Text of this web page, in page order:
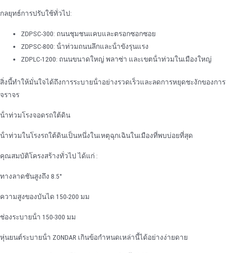
กลยุทธ์การปรับใช้ทั่วไป:
ZDPSC-300: ถนนชุมชนแคบและตรอกซอกซอย
ZDPSC-800: น้ําท่วมถนนลึกและน้ําขังรุนแรง
ZDPLC-1200: ถนนขนาดใหญ่ พลาซ่า และเขตน้ําท่วมในเมืองใหญ่
สิ่งนี้ทําให้มั่นใจได้ถึงการระบายน้ําอย่างรวดเร็วและลดการหยุดชะงักของการ
จราจร
น้ําท่วมโรงจอดรถใต้ดิน
น้ําท่วมในโรงรถใต้ดินเป็นหนึ่งในเหตุฉุกเฉินในเมืองที่พบบ่อยที่สุด
คุณสมบัติโครงสร้างทั่วไป ได้แก่ :
ทางลาดชันสูงถึง 8.5°
ความสูงของบันได 150-200 มม
ช่องระบายน้ํา 150-300 มม
หุ่นยนต์ระบายน้ํา ZONDAR เกินข้อกําหนดเหล่านี้ได้อย่างง่ายดาย